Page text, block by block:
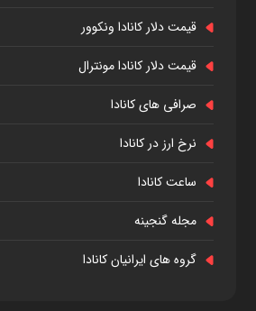
قیمت دلار کانادا ونکوور
قیمت دلار کانادا مونترال
صرافی های کانادا
نرخ ارز در کانادا
ساعت کانادا
مجله گنجینه
گروه های ایرانیان کانادا